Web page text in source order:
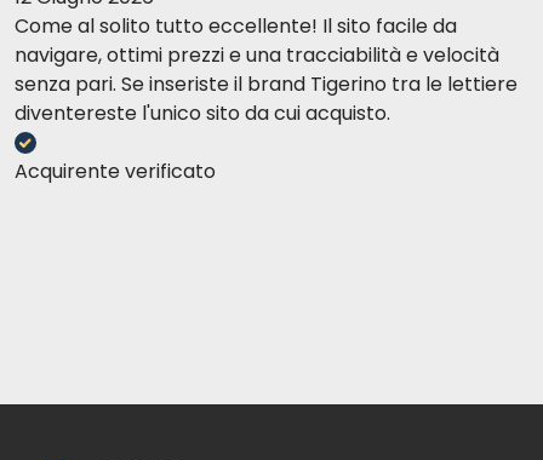
Come al solito tutto eccellente! Il sito facile da
navigare, ottimi prezzi e una tracciabilità e velocità
senza pari. Se inseriste il brand Tigerino tra le lettiere
diventereste l'unico sito da cui acquisto.
Acquirente verificato